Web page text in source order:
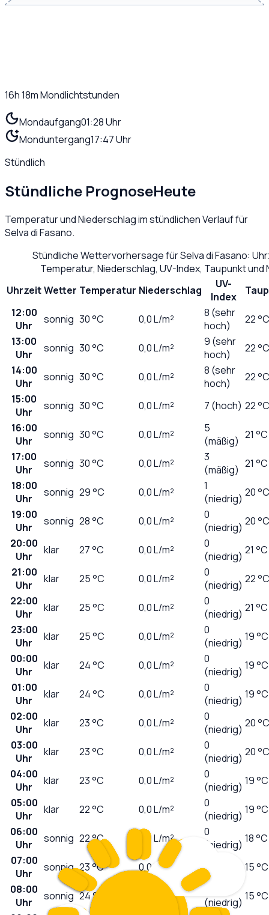
16h 18mMondlichtstunden
Mondaufgang01:28 Uhr
Monduntergang17:47 Uhr
Stündlich
Stündliche PrognoseHeute
Temperatur und Niederschlag im stündlichen Verlauf für
Selva di Fasano.
Stündliche Wettervorhersage fürSelva di Fasano:
Temperatur, Niederschlag, UV-Index, Taupunkt und
UhrzeitWetter Temperatur Niederschlag
UV-
Index
12:00
Uhr
sonnig 30°C 0,0L/m²
8 (sehr
hoch)
22 °C
13:00
Uhr
sonnig 30°C 0,0L/m²
9 (sehr
hoch)
22 °C
14:00
Uhr
sonnig 30°C 0,0L/m²
8 (sehr
hoch)
22 °C
15:00
Uhr
sonnig 30°C 0,0L/m² 7 (hoch) 22 °C
16:00
Uhr
sonnig 30°C 0,0L/m²
5
(mäßig) 21 °C
17:00
Uhr
sonnig 30°C 0,0L/m²
3
(mäßig) 21 °C
18:00
Uhr
sonnig 29°C 0,0L/m²
1
(niedrig) 20 °C
19:00
Uhr
sonnig 28°C 0,0L/m²
0
(niedrig) 20 °C
20:00
Uhr
klar 27°C 0,0L/m²
0
(niedrig) 21 °C
21:00
Uhr
klar 25°C 0,0L/m²
0
(niedrig) 22 °C
22:00
Uhr
klar 25°C 0,0L/m²
0
(niedrig) 21 °C
23:00
Uhr
klar 25°C 0,0L/m²
0
(niedrig) 19 °C
00:00
Uhr
klar 24°C 0,0L/m²
0
(niedrig) 19 °C
01:00
Uhr
klar 24°C 0,0L/m²
0
(niedrig) 19 °C
02:00
Uhr
klar 23°C 0,0L/m²
0
(niedrig) 20 °C
03:00
Uhr
klar 23°C 0,0L/m²
0
(niedrig) 20 °C
04:00
Uhr
klar 23°C 0,0L/m²
0
(niedrig) 19 °C
05:00
Uhr
klar 22°C 0,0L/m²
0
(niedrig) 19 °C
06:00
Uhr
sonnig 22°C 0,0L/m²
0
(niedrig) 18 °C
07:00
Uhr
sonnig 23°C 0,0L/m²
(niedrig)
15 °C
08:00
Uhr
sonnig 24°C L/m²
1
(niedrig) 15 °C